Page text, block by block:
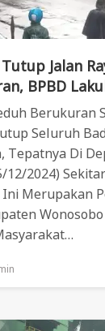
Jalan
BPBD
Berukuran
Seluruh
Tepatnya Di
12/2024)
Merupakan